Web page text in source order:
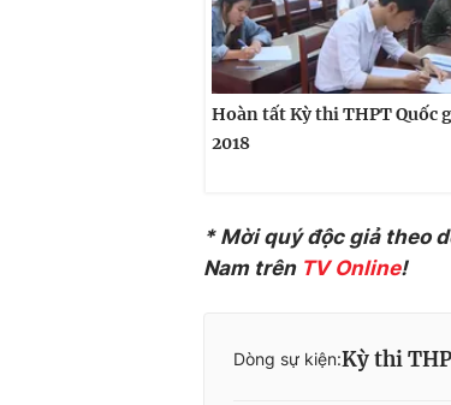
Hoàn tất Kỳ thi THPT Quốc
2018
* Mời quý độc giả theo
Nam trên TV Online!
Dòng sự kiện:Kỳ thi